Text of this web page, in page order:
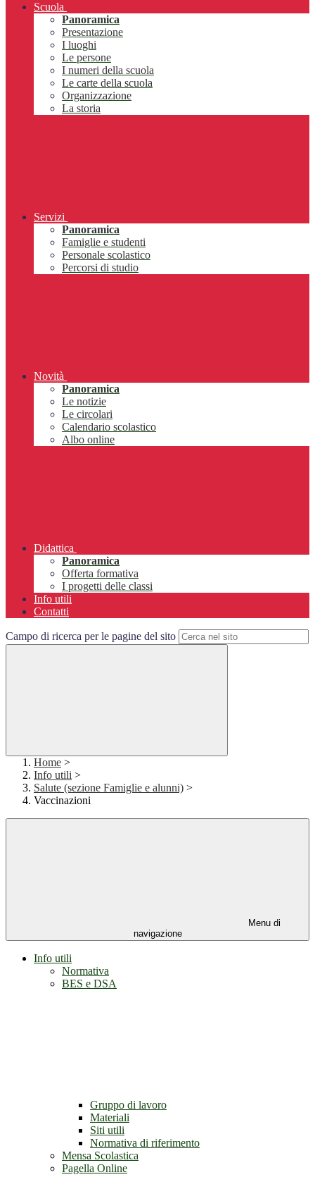
Scuola
Panoramica
Presentazione
I luoghi
Le persone
I numeri della scuola
Le carte della scuola
Organizzazione
La storia
Servizi
Panoramica
Famiglie e studenti
Personale scolastico
Percorsi di studio
Novità
Panoramica
Le notizie
Le circolari
Calendario scolastico
Albo online
Didattica
Panoramica
Offerta formativa
I progetti delle classi
Info utili
Contatti
Campo di ricerca per le pagine del sito
Home >
Info utili >
Salute (sezione Famiglie e alunni) >
Vaccinazioni
Menu di
navigazione
Info utili
Normativa
BES e DSA
Gruppo di lavoro
Materiali
Siti utili
Normativa di riferimento
Mensa Scolastica
Pagella Online